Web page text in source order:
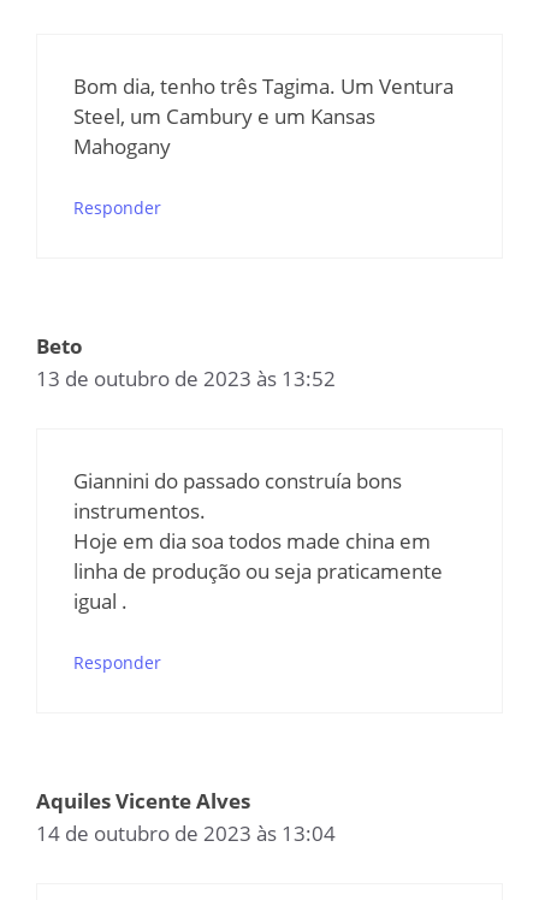
Bom dia, tenho três Tagima. Um Ventura
Steel, um Cambury e um Kansas
Mahogany
Responder
Beto
13 de outubro de 2023 às 13:52
Giannini do passado construía bons
instrumentos.
Hoje em dia soa todos made china em
linha de produção ou seja praticamente
igual .
Responder
Aquiles Vicente Alves
14 de outubro de 2023 às 13:04